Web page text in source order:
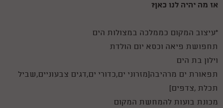
אז מה יהיה לנו כאן?
*עיצוב המקום כממלכה במצולות הים
תחפושת פיאה וכסא יום הולדת
וילון בת הים
תפאורת ים מרהיבה(מזרוני ים,כדורי ים,דגים צבעוניים,שביל
תכלת ,צדפים)
מכונת בועות להמחשת המקום